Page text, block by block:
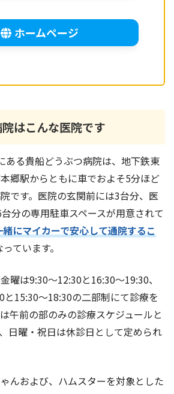
ホームページ
はこんな医院です
ある貴船どうぶつ病院は、地下鉄東
郷駅からともに車でおよそ5分ほど
です。医院の玄関前には3台分、医
分の専用駐車スペースが用意されて
にマイカーで安心して通院するこ
っています。
曜は9:30～12:30と16:30～19:30、
15:30～18:30の二部制にて診療を
午前の部のみの診療スケジュールと
日曜・祝日は休診日として定められ
んおよび、ハムスターを対象とした